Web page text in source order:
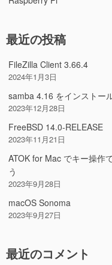
最近の投稿
FileZilla Client 3.66.4
2024年1月3日
samba 4.16 をインストー
2023年12月28日
FreeBSD 14.0-RELEASE
2023年11月21日
ATOK for Mac でキー操作
う
2023年9月28日
macOS Sonoma
2023年9月27日
最近のコメント